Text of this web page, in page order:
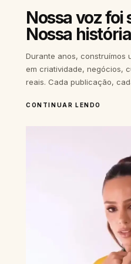
Nossa voz foi
Nossa
Durante anos, construímos
em criatividade, negócios,
reais. Cada publicação,
CONTINUAR LENDO